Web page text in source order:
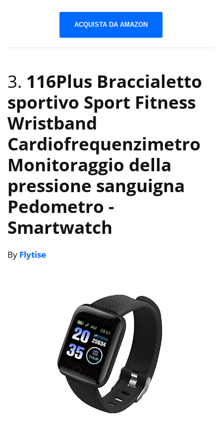
ACQUISTA DA AMAZON
3. 116Plus Braccialetto
sportivo Sport Fitness
Wristband
Cardiofrequenzimetro
Monitoraggio della
pressione sanguigna
Pedometro -
Smartwatch
By Flytise